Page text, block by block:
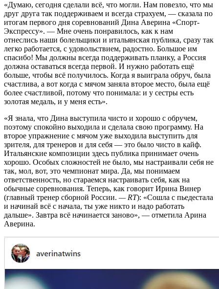
«Думаю, сегодня сделали всё, что могли. Нам повезло, что мы
друг друга так поддерживаем и всегда страхуем, — сказала по
итогам первого дня соревнований Дина Аверина «Спорт-
Экспрессу». — Мне очень понравилось, как к нам
отнеслись наши болельщики и итальянская публика, сразу так
легко работается, с удовольствием, радостно. Большое им
спасибо! Мы должны всегда поддерживать планку, а Россия
должна оставаться всегда первой. И нужно работать ещё
больше, чтобы всё получилось. Когда я выиграла обруч, была
счастлива, а вот когда с мячом заняла второе место, была ещё
более счастливой, потому что понимала: и у сестры есть
золотая медаль, и у меня есть».
«Я знала, что Дина выступила чисто и хорошо с обручем,
поэтому спокойно выходила и сделала свою программу. На
второе упражнение с мячом уже выходила выступить для
зрителя, для тренеров и для себя — это было чисто в кайф.
Итальянские композиции здесь публика принимает очень
хорошо. Особых сложностей не было, мы настраивали себя не
так, мол, вот, это чемпионат мира. Да, мы понимаем
ответственность, но стараемся настраивать себя, как на
обычные соревнования. Теперь, как говорит Ирина Винер
(главный тренер сборной России. — RT): «Сошла с пьедестала
и начинай всё с начала, ты уже никто и надо работать
дальше». Завтра всё начинается заново», — отметила Арина
Аверина.